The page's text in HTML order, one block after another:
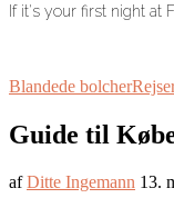
If it's your first night at
Blandede bolcher
Guide til
afDitte Ingemann 13.